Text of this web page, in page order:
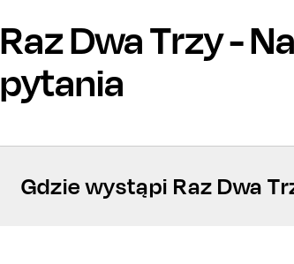
Raz Dwa Trzy-
pytania
Gdzie wystąpi Raz Dwa